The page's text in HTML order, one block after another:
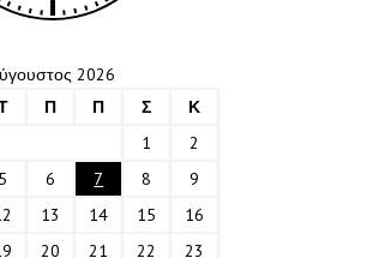
2026
Π Π Σ
Κ
1
2
5 6 7 8
9
13 14 15
16
20 21 22
23